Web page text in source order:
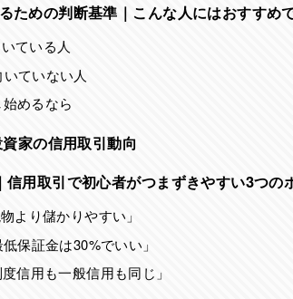
ための判断基準｜こんな人にはおすすめ
ている人
ていない人
めるなら
家の信用取引動向
信用取引で初心者がつまずきやすい3つの
より儲かりやすい」
保証金は30%でいい」
信用も一般信用も同じ」